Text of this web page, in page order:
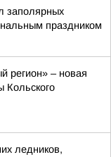
заполярных
праздником
регион» – новая
Кольского
ледников,